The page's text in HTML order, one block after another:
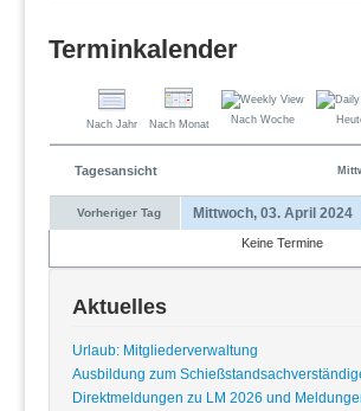
Terminkalender
Nach Jahr Nach Monat Nach Woche
Tagesansicht
Vorheriger Tag Mittwoch, 03. April 2024
Keine Termine
Aktuelles
Urlaub: Mitgliederverwaltung
Ausbildung zum
Direktmeldungen zu LM 2026 und